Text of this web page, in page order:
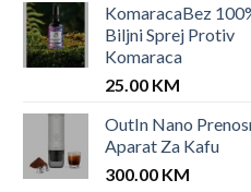
KM.
KomaracaBez
Biljni Sprej Protiv
Komaraca
25.00 KM
OutIn Nano
Aparat Za Kafu
300.00 KM